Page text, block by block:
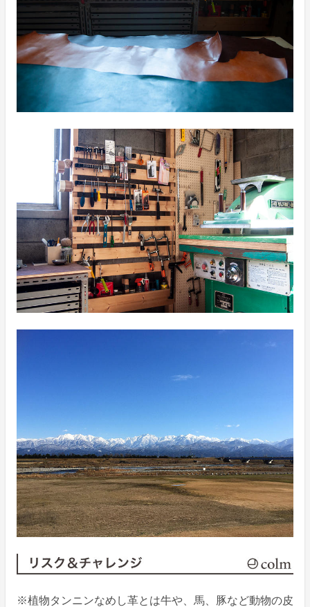
※植物タンニンなめし革とは牛や、馬、豚など動物の皮